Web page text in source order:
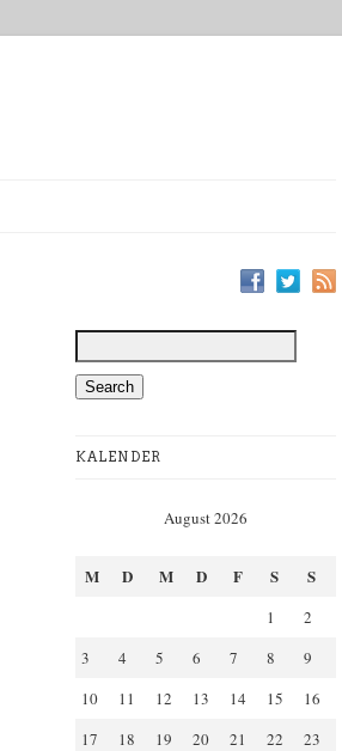
KALENDER
August 2026
M D M D F S S
1
2
3
4 5 6 7 8
9
10
11 12 13 14 15
16
17
18 19 20 21 22
23